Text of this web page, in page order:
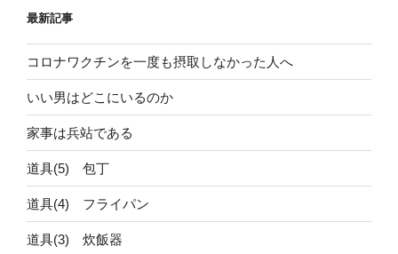
シ
ョ
ン
最新記事
コロナワクチンを一度も摂取しなかった人へ
いい男はどこにいるのか
家事は兵站である
道具(5) 包丁
道具(4) フライパン
道具(3) 炊飯器